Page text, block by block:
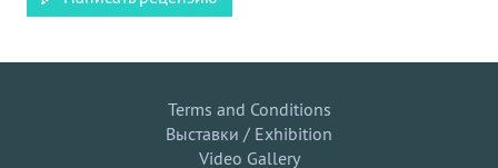
Terms and Conditions
Выставки / Exhibition
Video Gallery